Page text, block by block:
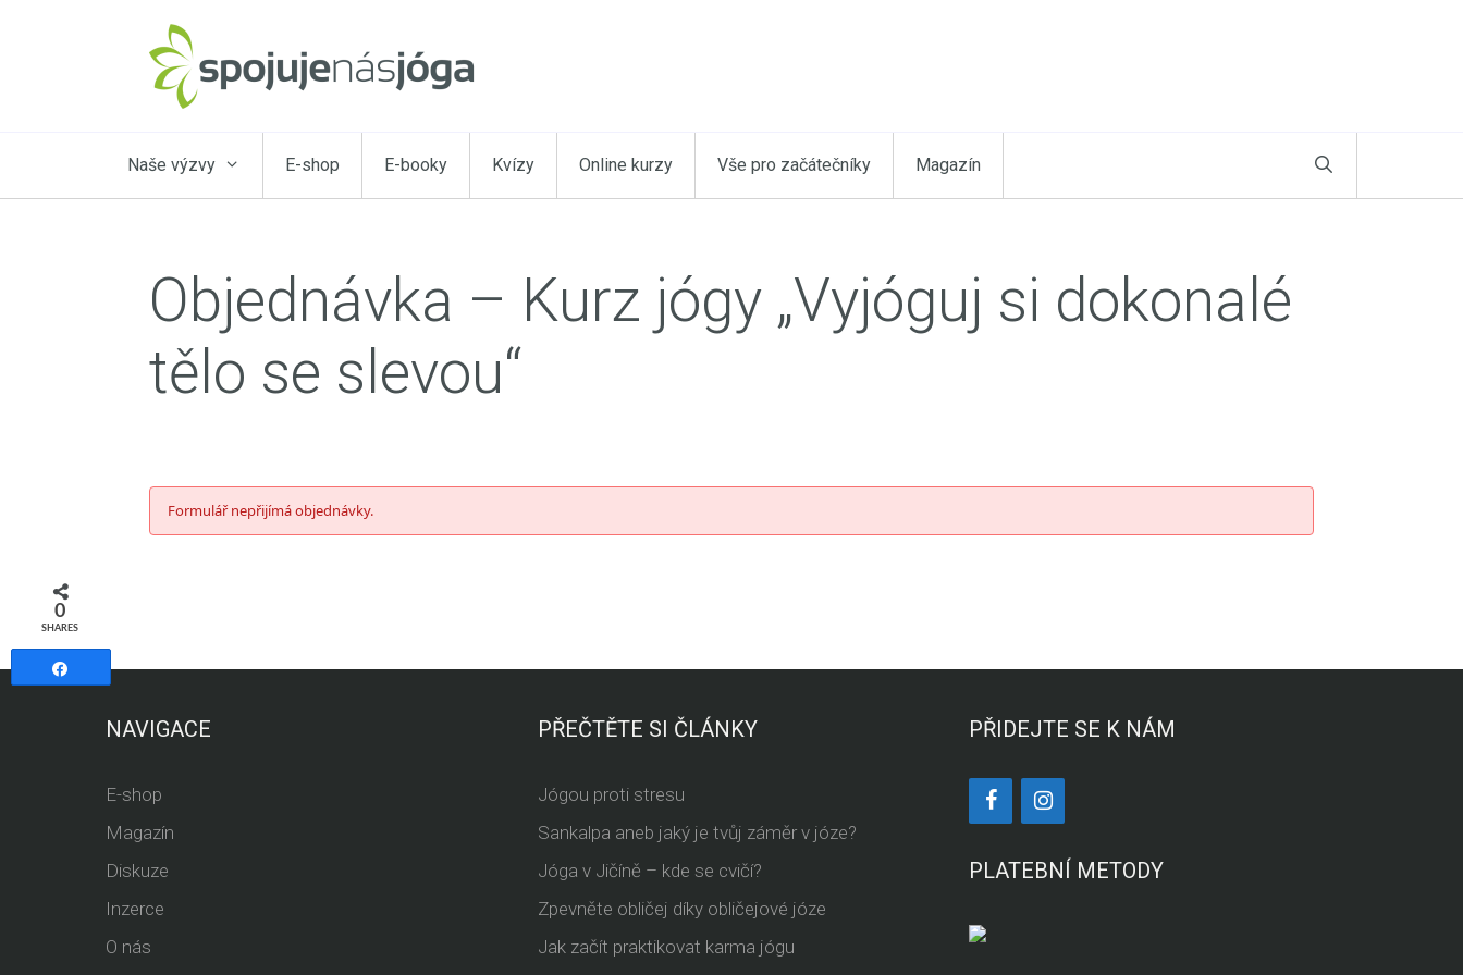
Naše výzvy E-shop E-booky Kvízy Online kurzy Vše pro začátečníky Magazín
Objednávka – Kurz jógy „Vyjóguj si dokonalé
tělo se slevou“
Formulář nepřijímá objednávky.
NAVIGACE
E-shop
Magazín
Diskuze
Inzerce
O nás
PŘEČTĚTE SI ČLÁNKY
Jógou proti stresu
Sankalpa aneb jaký je tvůj záměr v józe?
Jóga v Jičíně – kde se cvičí?
Zpevněte obličej díky obličejové józe
Jak začít praktikovat karma jógu
PŘIDEJTE SE K NÁM
PLATEBNÍ METODY
0
SHARES